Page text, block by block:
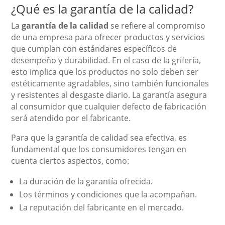
¿Qué es la garantía de la calidad?
Lagarantía de la calidad se refiere al compromiso
de una empresa para ofrecer productos y servicios
que cumplan con estándares específicos de
desempeño y durabilidad. En el caso de la grifería,
esto implica que los productos no solo deben ser
estéticamente agradables, sino también funcionales
y resistentes al desgaste diario. La garantía asegura
al consumidor que cualquier defecto de fabricación
será atendido por el fabricante.
Para que la garantía de calidad sea efectiva, es
fundamental que los consumidores tengan en
cuenta ciertos aspectos, como:
La duración de la garantía ofrecida.
Los términos y condiciones que la acompañan.
La reputación del fabricante en el mercado.